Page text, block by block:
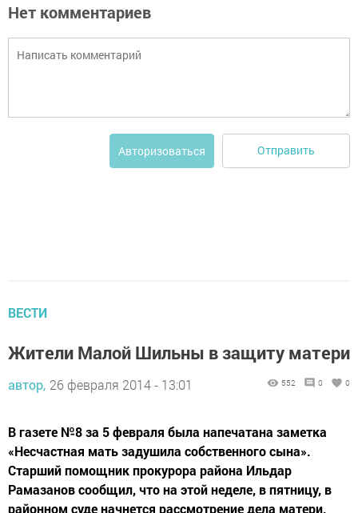
Нет комментариев
Авторизоваться Отправить
ВЕСТИ
Жители Малой Шильны в защиту матери
автор, 26 февраля 2014 - 13:01 552 0 0
В газете №8 за 5 февраля была напечатана заметка
«Несчастная мать задушила собственного сына».
Старший помощник прокурора района Ильдар
Рамазанов сообщил, что на этой неделе, в пятницу, в
районном суде начнется рассмотрение дела матери,